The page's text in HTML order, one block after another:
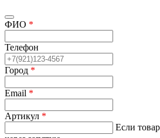
ФИО *
Телефон
Город *
Email *
Артикул *
Если